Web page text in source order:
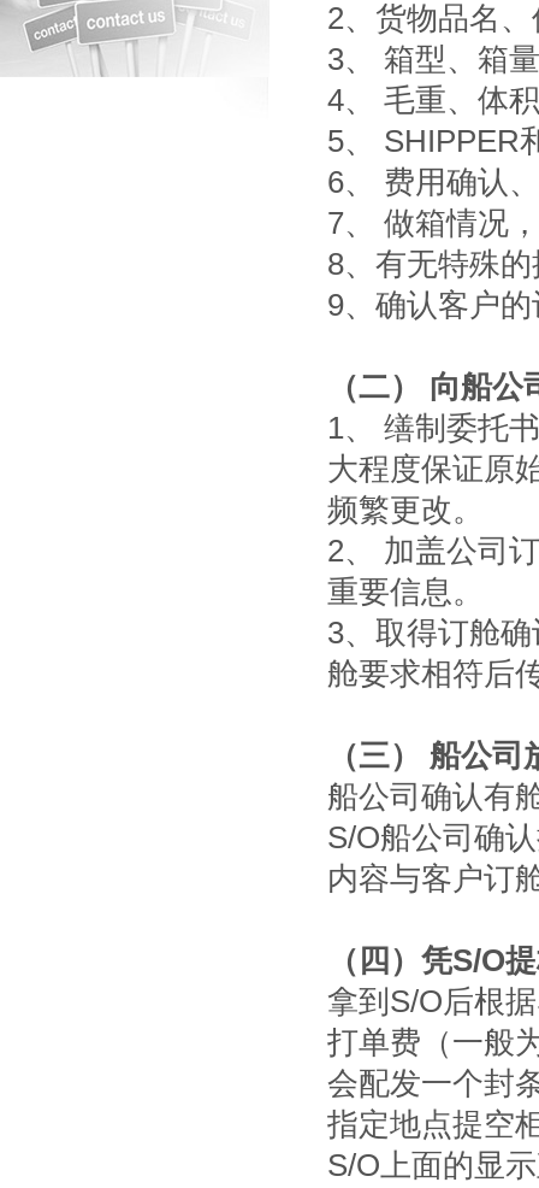
2、货物品名
3、 箱型、箱量
4、 毛重、体积
5、 SHIPPER
6、 费用确认
7、 做箱情况
8、有无特殊
9、确认客户
（二） 向船公
1、 缮制委托
大程度保证原
频繁更改。
2、 加盖公司
重要信息。
3、取得订舱
舱要求相符后
（三） 船公司
船公司确认有
S/O船公司确
内容与客户订
（四）凭S/O
拿到S/O后根
打单费（一般
会配发一个封
指定地点提空
S/O上面的显